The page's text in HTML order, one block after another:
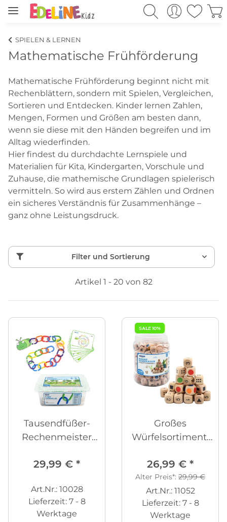
SPIELEN & LERNEN
Mathematische Frühförderung
Mathematische Frühförderung beginnt nicht mit
Rechenblättern, sondern mit Spielen, Vergleichen,
Sortieren und Entdecken. Kinder lernen Zahlen,
Mengen, Formen und Größen am besten dann,
wenn sie diese mit den Händen begreifen und im
Alltag wiederfinden.
Hier findest du durchdachte Lernspiele und
Materialien für Kita, Kindergarten, Vorschule und
Zuhause, die mathemische Grundlagen spielerisch
vermitteln. So wird aus erstem Zählen und Ordnen
ein sicheres Verständnis für Zusammenhänge –
ganz ohne Leistungsdruck.
Filter und Sortierung
Artikel 1 - 20 von 82
Tausendfüßer-
Rechenmeister
29,99 € *
Art.Nr.: 10028
Lieferzeit: 7 - 8
Werktage
SALE 10%
Großes
Würfelsortiment,
26,99 € *
Alter Preis*: 29,99 €
Art.Nr.: 11052
Lieferzeit: 7 - 8
Werktage